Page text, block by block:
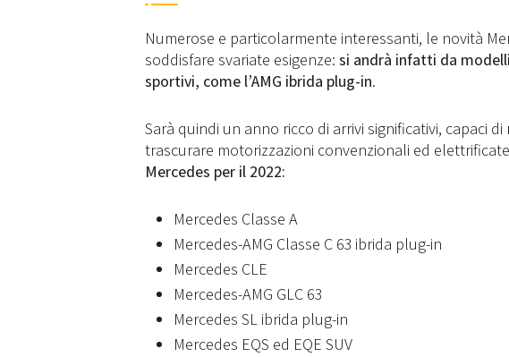
Numerose e particolarmente interessanti, le novità
soddisfare svariate esigenze: si andrà infatti da
sportivi, come l’AMG ibrida plug-in.
Sarà quindi un anno ricco di arrivi significativi, capaci
trascurare motorizzazioni convenzionali ed
Mercedes per il 2022:
Mercedes Classe A
Mercedes-AMG Classe C 63 ibrida plug-in
Mercedes CLE
Mercedes-AMG GLC 63
Mercedes SL ibrida plug-in
Mercedes EQS ed EQE SUV